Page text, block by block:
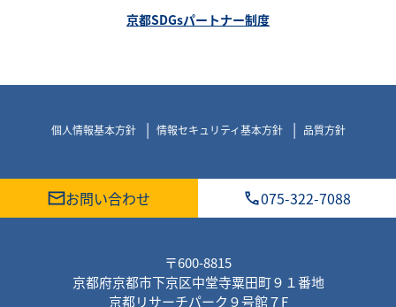
京都SDGsパートナー制度
個人情報基本方針 情報セキュリティ基本方針 品質方針
お問い合わせ 075-322-7088
〒600-8815
京都府京都市下京区中堂寺粟田町９１番地
京都リサーチパーク９号館７F